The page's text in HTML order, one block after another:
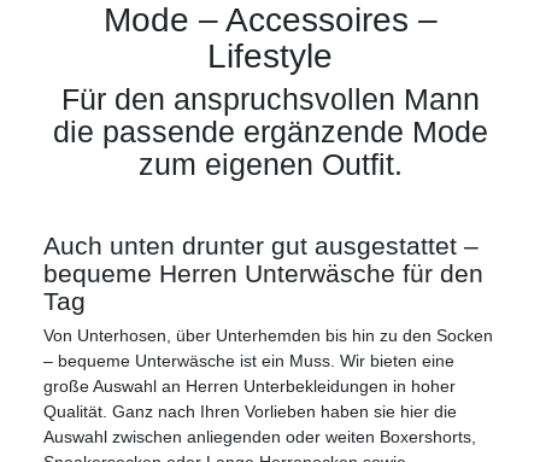
Mode – Accessoires –
Lifestyle
Für den anspruchsvollen Mann
die passende ergänzende Mode
zum eigenen Outfit.
Auch unten drunter gut ausgestattet –
bequeme Herren Unterwäsche für den
Tag
Von Unterhosen, über Unterhemden bis hin zu den Socken
– bequeme Unterwäsche ist ein Muss. Wir bieten eine
große Auswahl an Herren Unterbekleidungen in hoher
Qualität. Ganz nach Ihren Vorlieben haben sie hier die
Auswahl zwischen anliegenden oder weiten Boxershorts,